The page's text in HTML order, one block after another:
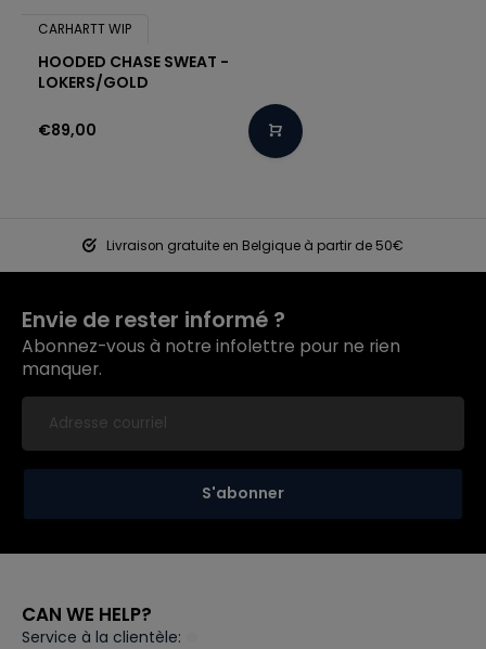
CARHARTT WIP
HOODED CHASE SWEAT -
LOKERS/GOLD
€89,00
Livraison gratuite en Belgique à partir de 50€
Envie de rester informé ?
Abonnez-vous à notre infolettre pour ne rien
manquer.
S'abonner
CAN WE HELP?
Service à la clientèle: